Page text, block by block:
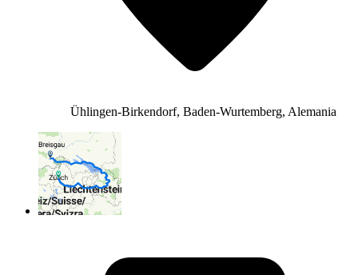
Ühlingen-Birkendorf, Baden-Wurtemberg, Alemania